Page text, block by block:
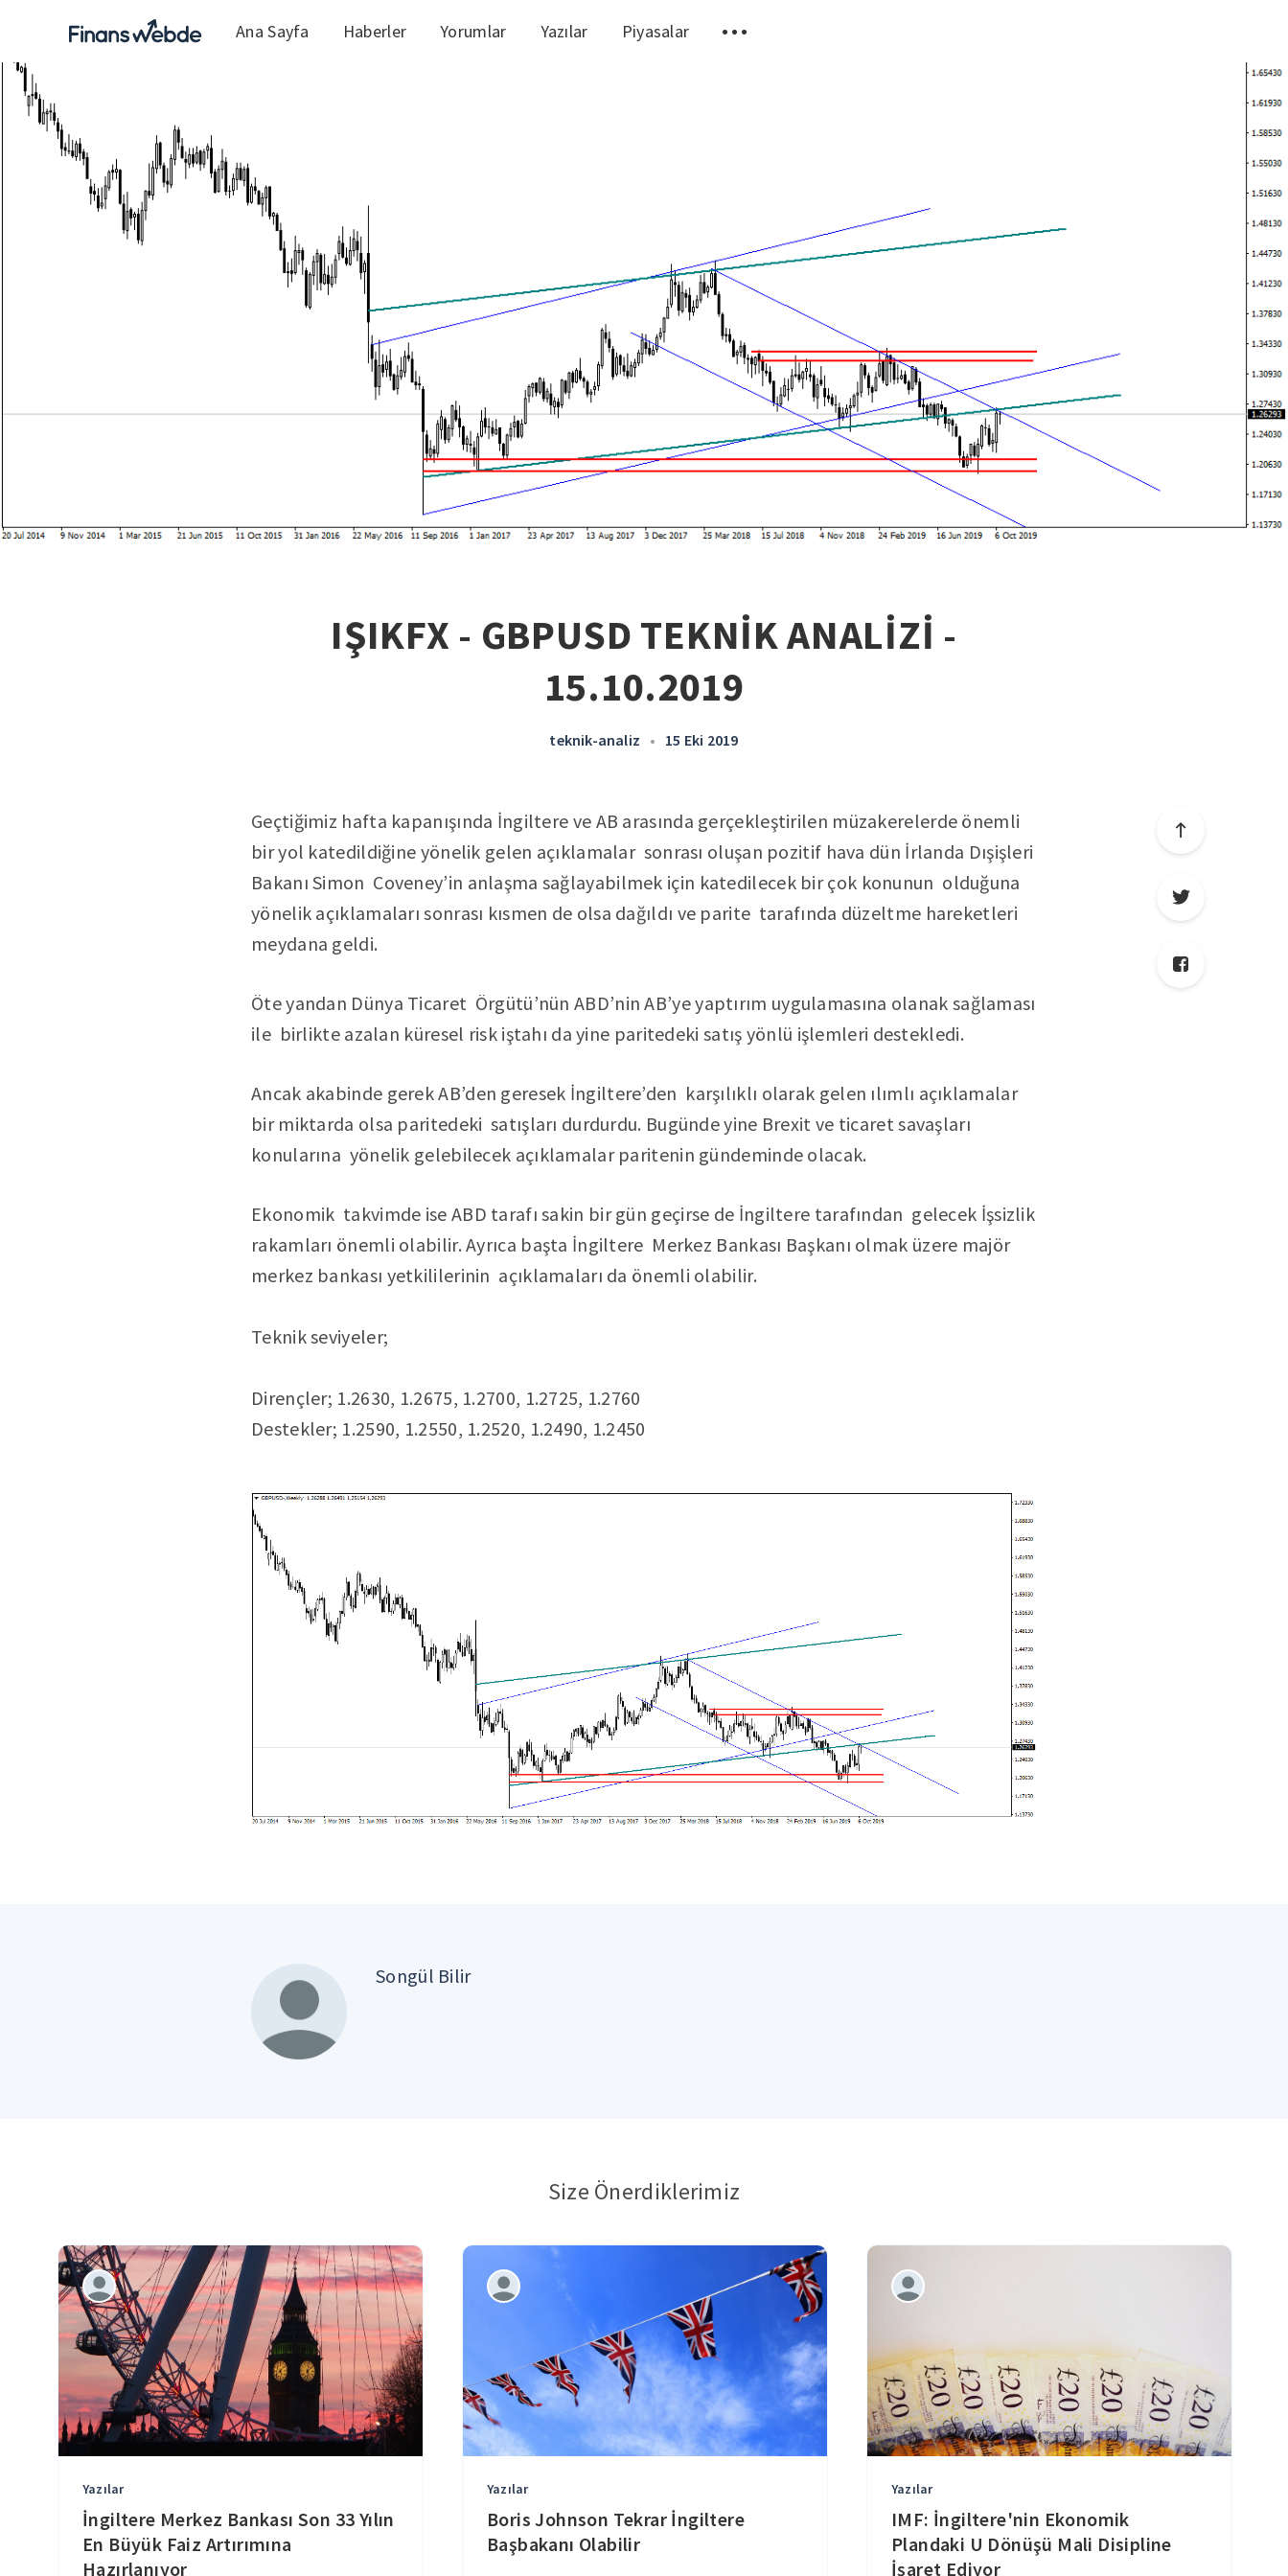
Ana Sayfa Haberler Yorumlar Yazılar Piyasalar
IŞIKFX - GBPUSD TEKNİK ANALİZİ -
15.10.2019
teknik-analiz • 15 Eki 2019
Geçtiğimiz hafta kapanışında İngiltere ve AB arasında gerçekleştirilen müzakerelerde önemli
bir yol katedildiğine yönelik gelen açıklamalar sonrası oluşan pozitif hava dün İrlanda Dışişleri
Bakanı Simon Coveney’in anlaşma sağlayabilmek için katedilecek bir çok konunun olduğuna
yönelik açıklamaları sonrası kısmen de olsa dağıldı ve parite tarafında düzeltme hareketleri
meydana geldi.
Öte yandan Dünya Ticaret Örgütü’nün ABD’nin AB’ye yaptırım uygulamasına olanak sağlaması
ile birlikte azalan küresel risk iştahı da yine paritedeki satış yönlü işlemleri destekledi.
Ancak akabinde gerek AB’den geresek İngiltere’den karşılıklı olarak gelen ılımlı açıklamalar
bir miktarda olsa paritedeki satışları durdurdu. Bugünde yine Brexit ve ticaret savaşları
konularına yönelik gelebilecek açıklamalar paritenin gündeminde olacak.
Ekonomik takvimde ise ABD tarafı sakin bir gün geçirse de İngiltere tarafından gelecek İşsizlik
rakamları önemli olabilir. Ayrıca başta İngiltere Merkez Bankası Başkanı olmak üzere majör
merkez bankası yetkililerinin açıklamaları da önemli olabilir.
Teknik seviyeler;
Dirençler; 1.2630, 1.2675, 1.2700, 1.2725, 1.2760
Destekler; 1.2590, 1.2550, 1.2520, 1.2490, 1.2450
Songül Bilir
Size Önerdiklerimiz
Yazılar
İngiltere Merkez Bankası Son 33 Yılın
En Büyük Faiz Artırımına
Hazırlanıyor
Yazılar
Boris Johnson Tekrar İngiltere
Başbakanı Olabilir
Yazılar
IMF: İngiltere'nin Ekonomik
Plandaki U Dönüşü Mali Disipline
İşaret Ediyor